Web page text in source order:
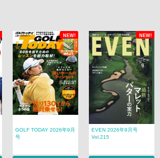
NEW! NEW!
GOLF TODAY 2026年9月
号
EVEN 2026年9月号
Vol.215